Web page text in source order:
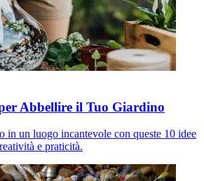
Abbellire il Tuo Giardino
in un luogo incantevole con queste 10 idee
e praticità.